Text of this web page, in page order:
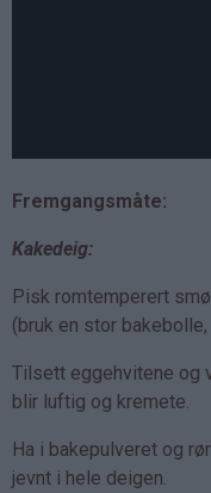
Fremgangsmåte:
Kakedeig:
Pisk romtemperert
(bruk en stor
Tilsett eggehvitene og
blir luftig og kremete.
Ha i bakepulveret og
jevnt i hele deigen.